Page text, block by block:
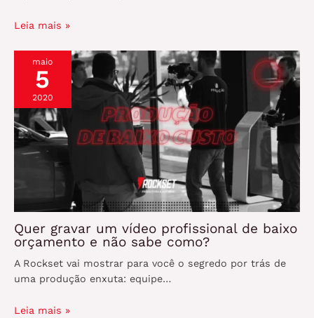
Leia mais »
maio
5
2020
Quer gravar um vídeo profissional de baixo
orçamento e não sabe como?
A Rockset vai mostrar para você o segredo por trás de
uma produção enxuta: equipe…
Leia mais »